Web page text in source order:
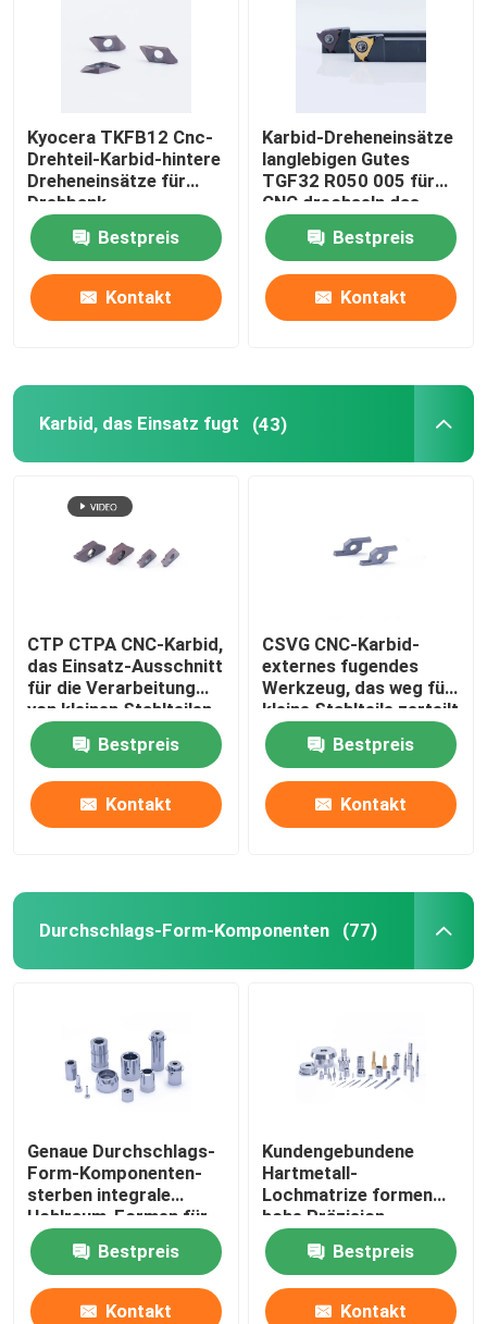
Kyocera TKFB12 Cnc-
Drehteil-Karbid-hintere
Dreheneinsätze für
Drehbank-
Metallverarbeitung
Bestpreis
Kontakt
Karbid-Dreheneinsätze
langlebigen Gutes
TGF32 R050 005 für
CNC drechseln das
Fugen der maschineller
BearbeitungBestpreis
Kontakt
Karbid, das Einsatz fugt (43)
CTP CTPA CNC-Karbid,
das Einsatz-Ausschnitt
für die Verarbeitung
von kleinen Stahlteilen
fugt
Bestpreis
Kontakt
CSVG CNC-Karbid-
externes fugendes
Werkzeug, das weg für
kleine Stahlteile zerteilt
Bestpreis
Kontakt
Durchschlags-Form-Komponenten (77)
Genaue Durchschlags-
Form-Komponenten-
sterben integrale
Hohlraum-Formen für
das Stempeln
Bestpreis
Kontakt
Kundengebundene
Hartmetall-
Lochmatrize formen
hohe Präzision
Bestpreis
Kontakt